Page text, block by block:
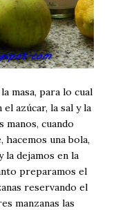
masa, para lo cual
azúcar, la sal y la
manos, cuando
hacemos una bola,
dejamos en la
preparamos el
reservando el
manzanas las